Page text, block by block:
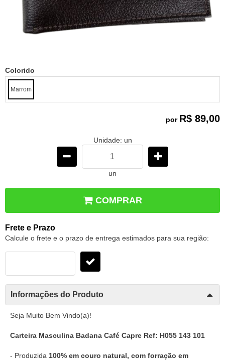
Colorido
Marrom
por R$ 89,00
Unidade: un
un
COMPRAR
Frete e Prazo
Calcule o frete e o prazo de entrega estimados para sua região:
Informações do Produto
Seja Muito Bem Vindo(a)!
Carteira Masculina Badana Café Capre Ref: H055 143 101
- Produzida 100% em couro natural, com forração em